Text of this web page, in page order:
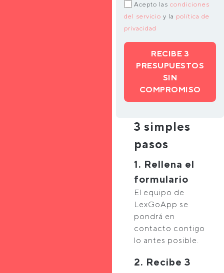
Acepto las condiciones
del servicio y la política de
privacidad
RECIBE 3
PRESUPUESTOS
SIN
COMPROMISO
3 simples
pasos
1. Rellena el
formulario
El equipo de
LexGoApp se
pondrá en
contacto contigo
lo antes posible.
2. Recibe 3